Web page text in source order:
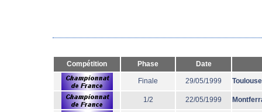
Compétition Phase Date
Finale 29/05/1999 Toulouse
1/2 22/05/1999